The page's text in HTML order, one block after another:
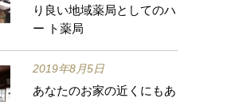
り良い地域薬局としてのハ
ー ト薬局
2019年8月5日
あなたのお家の近くにもあ